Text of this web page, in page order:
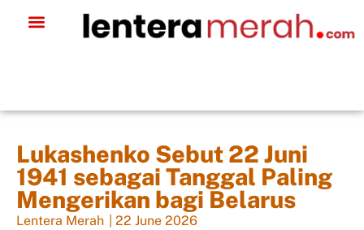
Lukashenko Sebut 22 Juni
1941 sebagai Tanggal Paling
Mengerikan bagi Belarus
Lentera Merah 22 June 2026